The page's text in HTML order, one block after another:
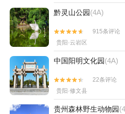
黔灵山公园(4A)


915条评论
贵阳·云岩区
中国阳明文化园(4A)


22条评论
贵阳·修文县
贵州森林野生动物园